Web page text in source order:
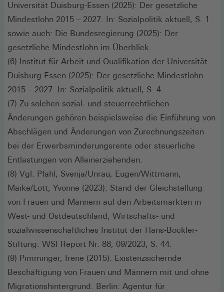
Universität Duisburg-Essen (2025): Der gesetzliche
Mindestlohn 2015 – 2027. In: Sozialpolitik aktuell, S. 1
sowie auch: Die Bundesregierung (2025): Der
gesetzliche Mindestlohn im Überblick.
(6) Institut für Arbeit und Qualifikation der Universität
Duisburg-Essen (2025): Der gesetzliche Mindestlohn
2015 – 2027. In: Sozialpolitik aktuell, S. 4.
(7) Zu solchen sozial- und steuerrechtlichen
Änderungen gehören beispielsweise die Einführung von
Abschlägen und Änderungen von Zurechnungszeiten
bei der Erwerbsminderungsrente oder steuerliche
Entlastungen von Alleinerziehenden.
(8) Vgl. Pfahl, Svenja/Unrau, Eugen/Wittmann,
Maike/Lott, Yvonne (2023): Stand der Gleichstellung
von Frauen und Männern auf den Arbeitsmärkten in
West- und Ostdeutschland, Wirtschafts- und
sozialwissenschaftliches Institut der Hans-Böckler-
Stiftung: WSI Report Nr. 88, 09/2023, S. 44.
(9) Pimminger, Irene (2015): Existenzsichernde
Beschäftigung von Frauen und Männern mit und ohne
Migrationshintergrund. Berlin: Agentur für